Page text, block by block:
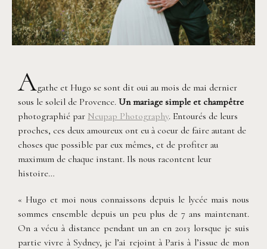
Agathe et Hugo se sont dit oui au mois de mai dernier
sous le soleil de Provence. Un mariage simple et champêtre
photographié par Neupap Photography. Entourés de leurs
proches, ces deux amoureux ont eu à coeur de faire autant de
choses que possible par eux mêmes, et de profiter au
maximum de chaque instant. Ils nous racontent leur
histoire…
« Hugo et moi nous connaissons depuis le lycée mais nous
sommes ensemble depuis un peu plus de 7 ans maintenant.
On a vécu à distance pendant un an en 2013 lorsque je suis
partie vivre à Sydney, je l’ai rejoint à Paris à l’issue de mon